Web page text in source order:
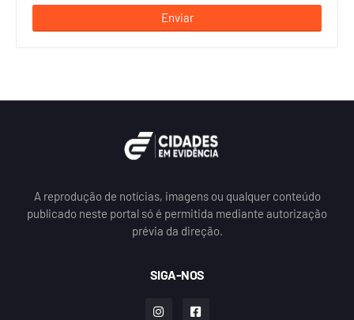
A reprodução de notícias, imagens ou qualquer conteúdo
publicado neste portal só é permitida mediante autorização
prévia da direção.
SIGA-NOS